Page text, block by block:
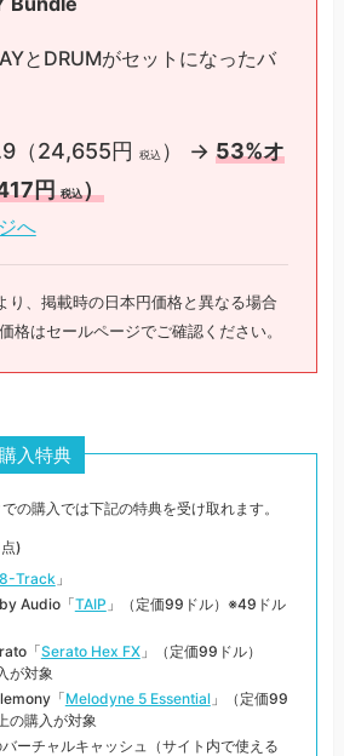
とDRUMがセットになったバ
（24,655円 税込 ） → 53%オ
円税込）
へ
り、掲載時の日本円価格と異なる場合
格はセールページでご確認ください。
入特典
の購入では下記の特典を受け取れます。
)
8-Track 」
Audio「TAIP 」（定価99ドル）※49ドル
「Serato Hex FX」（定価99ドル）
が対象
「Melodyne 5 Essential」（定価99
の購入が対象
ーチャルキャッシュ（サイト内で使える